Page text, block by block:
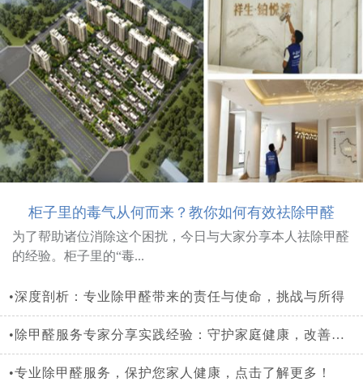
柜子里的毒气从何而来？教你如何有效祛除甲醛
为了帮助诸位消除这个困扰，今日与大家分享本人祛除甲醛
的经验。柜子里的“毒...
•深度剖析：专业除甲醛带来的责任与使命，挑战与所得
•除甲醛服务专家分享实践经验：守护家庭健康，改善生活品质
•专业除甲醛服务，保护您家人健康，点击了解更多！